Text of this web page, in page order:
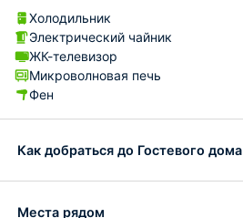
Холодильник
Электрический чайник
ЖК-телевизор
Микроволновая печь
Фен
Как добраться до Гостевого дома
Места рядом